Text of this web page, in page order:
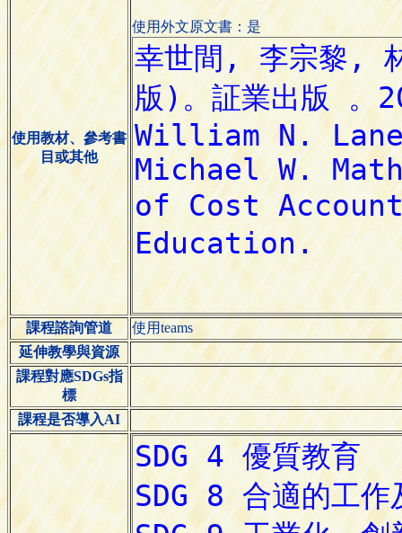
使用教材、參考書
目或其他
使用外文原文書：是
課程諮詢管道
使用teams
延伸教學與資源
課程對應SDGs指
標
課程是否導入AI